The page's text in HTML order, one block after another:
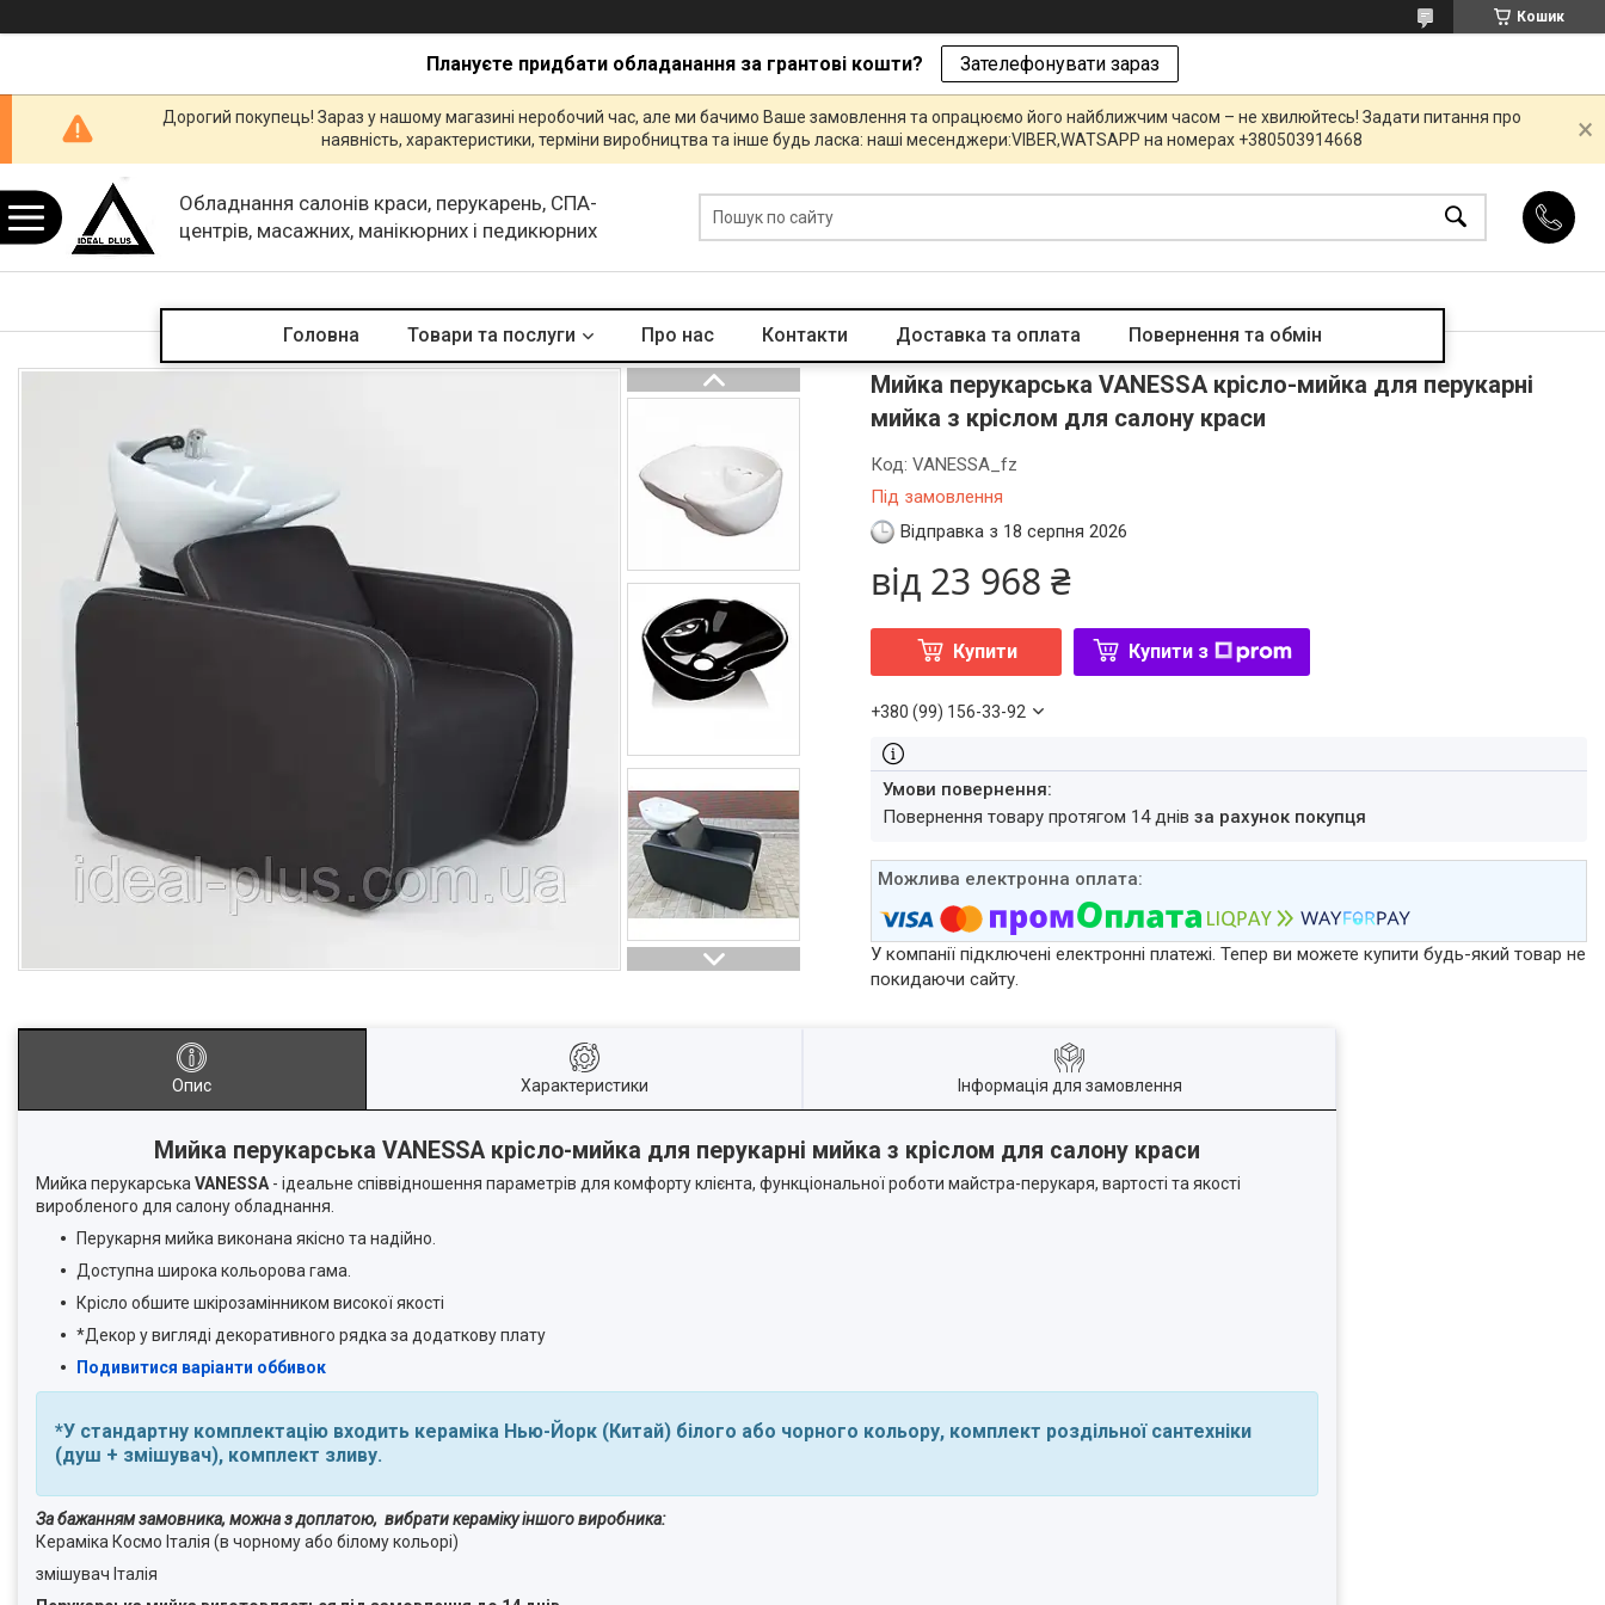
Кошик
Плануєте придбати обладанання за грантові кошти? Зателефонувати зараз
Дорогий покупець! Зараз у нашому магазині неробочий час, але ми бачимо Ваше замовлення та опрацюємо його найближчим часом – не хвилюйтесь! Задати питання про
наявність, характеристики, терміни виробництва та інше будь ласка: наші месенджери:VIBER,WATSAPP на номерах +380503914668
Обладнання салонів краси, перукарень, СПА-
центрів, масажних, манікюрних і педикюрних
Головна Товари та послуги Про нас Контакти Доставка та оплата Повернення та обмін
Мийка перукарська VANESSA крісло-мийка для перукарні
мийка з кріслом для салону краси
Під замовлення
Код:VANESSA_fz
Відправка з 18 серпня 2026
від 23 968 ₴
Купити Купити з
+380 (99) 156-33-92
повернення товару протягом 14 днівза рахунок покупця
У компанії підключені електронні платежі. Тепер ви можете купити будь-який товар не
покидаючи сайту.
Опис Характеристики Інформація для замовлення
Мийка перукарська VANESSA крісло-мийка для перукарні мийка з кріслом для салону краси
Мийка перукарська VANESSA - ідеальне співвідношення параметрів для комфорту клієнта, функціональної роботи майстра-перукаря, вартості та якості
виробленого для салону обладнання.
Перукарня мийка виконана якісно та надійно.
Доступна широка кольорова гама.
Крісло обшите шкірозамінником високої якості
*Декор у вигляді декоративного рядка за додаткову плату
Подивитися варіанти оббивок
*У стандартну комплектацію входить кераміка Нью-Йорк (Китай) білого або чорного кольору, комплект роздільної сантехніки
(душ + змішувач), комплект зливу.
За бажанням замовника, можна з доплатою, вибрати кераміку іншого виробника:
Кераміка Космо Італія (в чорному або білому кольорі)
змішувач Італія